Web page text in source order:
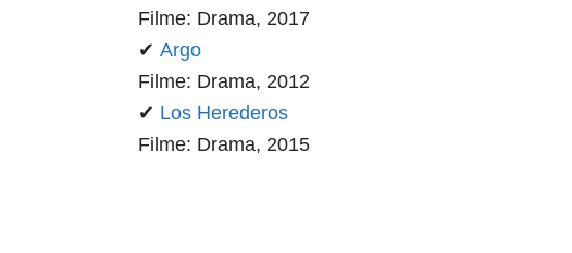
Filme: Drama, 2017
✔ Argo
Filme: Drama, 2012
✔ Los Herederos
Filme: Drama, 2015